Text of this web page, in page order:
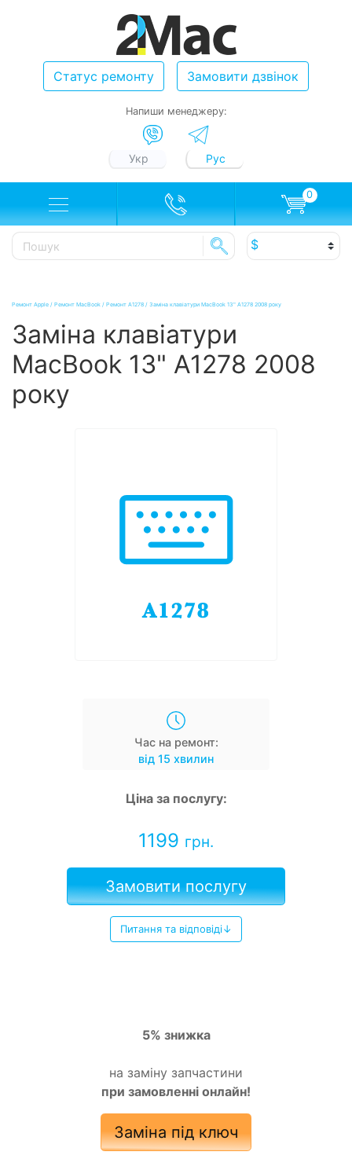
Статус ремонту Замовити дзвінок
Напиши менеджеру:
Укр Рус
0
Ремонт Apple / Ремонт MacBook / Ремонт A1278 / Заміна клавіатури MacBook 13" А1278 2008 року
Заміна клавіатури
MacBook 13" А1278 2008
року
Час на ремонт:
від 15 хвилин
Ціна за послугу:
1199 грн.
Замовити послугу
Питання та відповіді↓
5% знижка
на заміну запчастини
при замовленні онлайн!
Заміна під ключ